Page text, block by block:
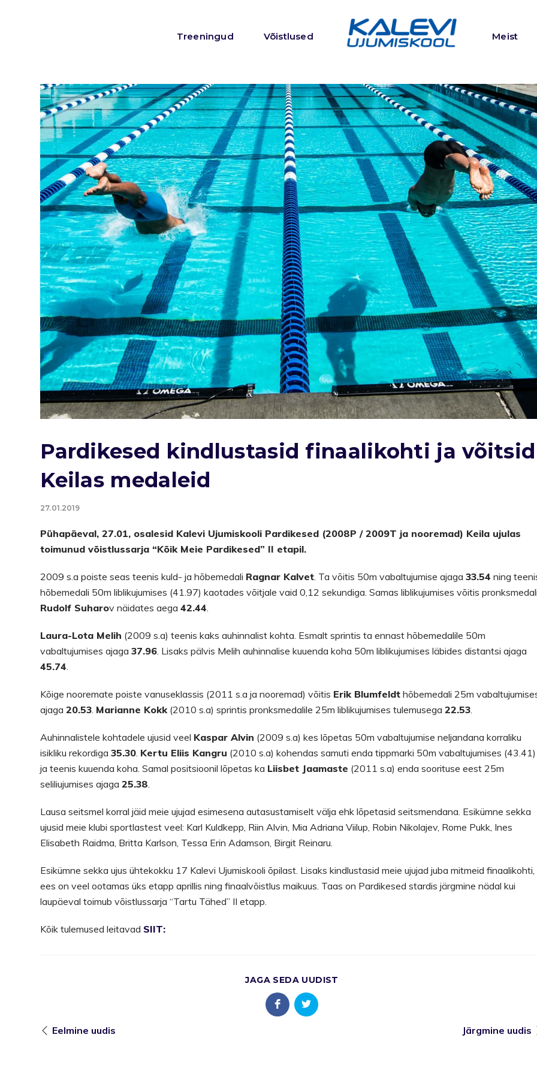
Treeningud Võistlused Meist
Pardikesed kindlustasid finaalikohti ja võitsid
Keilas medaleid
27.01.2019
Pühapäeval, 27.01, osalesid Kalevi Ujumiskooli Pardikesed (2008P / 2009T ja nooremad) Keila ujulas
toimunud võistlussarja “Kõik Meie Pardikesed” II etapil.
2009 s.a poiste seas teenis kuld- ja hõbemedali Ragnar Kalvet . Ta võitis 50m vabaltujumise ajaga33.54 ning
hõbemedali 50m liblikujumises (41.97) kaotades võitjale vaid 0,12 sekundiga. Samas liblikujumises võitis pronksmedali
Rudolf Suharov näidates aega42.44
Laura-Lota Melih (2009 s.a) teenis kaks auhinnalist kohta. Esmalt sprintis ta ennast hõbemedalile 50m
vabaltujumises ajaga37.96 . Lisaks pälvis Melih auhinnalise kuuenda koha 50m liblikujumises läbides distantsi ajaga
45.74
Kõige nooremate poiste vanuseklassis (2011 s.a ja nooremad) võitis Erik Blumfeldt hõbemedali 25m
ajaga20.53 Marianne Kokk (2010 s.a) sprintis pronksmedalile 25m liblikujumises tulemusega22.53
Auhinnalistele kohtadele ujusid veel Kaspar Alvin (2009 s.a) kes lõpetas 50m vabaltujumise neljandana korraliku
isikliku rekordiga35.30 Kertu Eliis Kangru (2010 s.a) kohendas samuti enda tippmarki 50m vabaltujumises (43.41)
ja teenis kuuenda koha. Samal positsioonil lõpetas ka Liisbet Jaamaste (2011 s.a) enda soorituse eest 25m
seliliujumises ajaga25.38
Lausa seitsmel korral jäid meie ujujad esimesena autasustamiselt välja ehk lõpetasid seitsmendana. Esikümne sekka
ujusid meie klubi sportlastest veel: Karl Kuldkepp, Riin Alvin, Mia Adriana Viilup, Robin Nikolajev, Rome Pukk, Ines
Elisabeth Raidma, Britta Karlson, Tessa Erin Adamson, Birgit Reinaru.
Esikümne sekka ujus ühtekokku 17 Kalevi Ujumiskooli õpilast. Lisaks kindlustasid meie ujujad juba mitmeid finaalikohti,
ees on veel ootamas üks etapp aprillis ning finaalvõistlus maikuus. Taas on Pardikesed stardis järgmine nädal kui
laupäeval toimub võistlussarja “Tartu Tähed” II etapp.
Kõik tulemused leitavad SIIT:
JAGA SEDA UUDIST
Eelmine uudis Järgmine uudis